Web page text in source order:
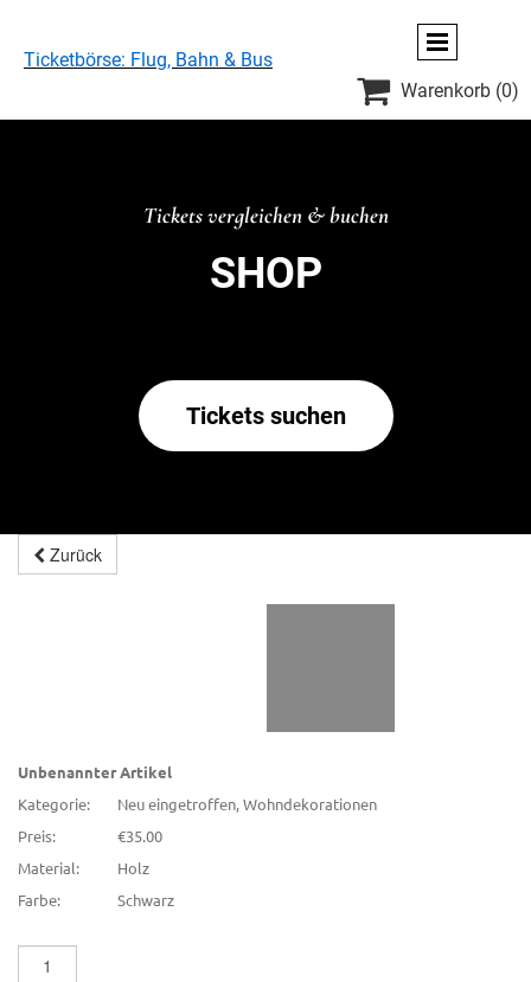
Ticketbörse: Flug, Bahn & Bus
 Warenkorb (0)
Tickets vergleichen & buchen
SHOP
Tickets suchen
Zurück
Unbenannter Artikel
Kategorie:
Neu eingetroffen, Wohndekorationen
Preis:
€35.00
Material:
Holz
Farbe:
Schwarz